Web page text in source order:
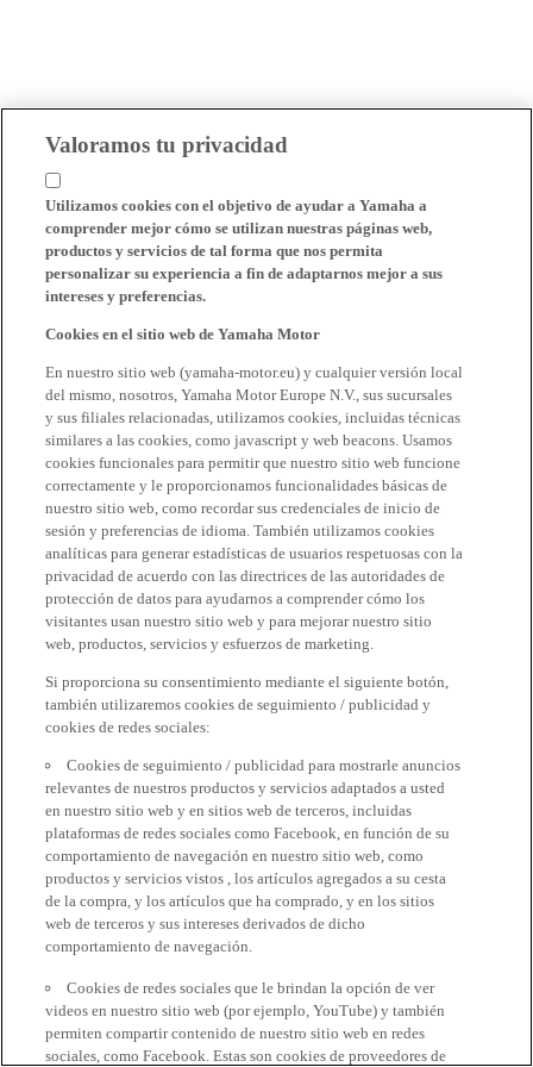
Valoramos tu privacidad
Utilizamos cookies con el objetivo de ayudar a Yamaha a
comprender mejor cómo se utilizan nuestras páginas web,
productos y servicios de tal forma que nos permita
personalizar su experiencia a fin de adaptarnos mejor a sus
intereses y preferencias.
Cookies en el sitio web de Yamaha Motor
En nuestro sitio web (yamaha-motor.eu) y cualquier versión local
del mismo, nosotros, Yamaha Motor Europe N.V., sus sucursales
y sus filiales relacionadas, utilizamos cookies, incluidas técnicas
similares a las cookies, como javascript y web beacons. Usamos
cookies funcionales para permitir que nuestro sitio web funcione
correctamente y le proporcionamos funcionalidades básicas de
nuestro sitio web, como recordar sus credenciales de inicio de
sesión y preferencias de idioma. También utilizamos cookies
analíticas para generar estadísticas de usuarios respetuosas con la
privacidad de acuerdo con las directrices de las autoridades de
protección de datos para ayudarnos a comprender cómo los
visitantes usan nuestro sitio web y para mejorar nuestro sitio
web, productos, servicios y esfuerzos de marketing.
Si proporciona su consentimiento mediante el siguiente botón,
también utilizaremos cookies de seguimiento / publicidad y
cookies de redes sociales:
Cookies de seguimiento / publicidad para mostrarle anuncios
relevantes de nuestros productos y servicios adaptados a usted
en nuestro sitio web y en sitios web de terceros, incluidas
plataformas de redes sociales como Facebook, en función de su
comportamiento de navegación en nuestro sitio web, como
productos y servicios vistos , los artículos agregados a su cesta
de la compra, y los artículos que ha comprado, y en los sitios
web de terceros y sus intereses derivados de dicho
comportamiento de navegación.
Cookies de redes sociales que le brindan la opción de ver
videos en nuestro sitio web (por ejemplo, YouTube) y también
permiten compartir contenido de nuestro sitio web en redes
sociales, como Facebook. Estas son cookies de proveedores de